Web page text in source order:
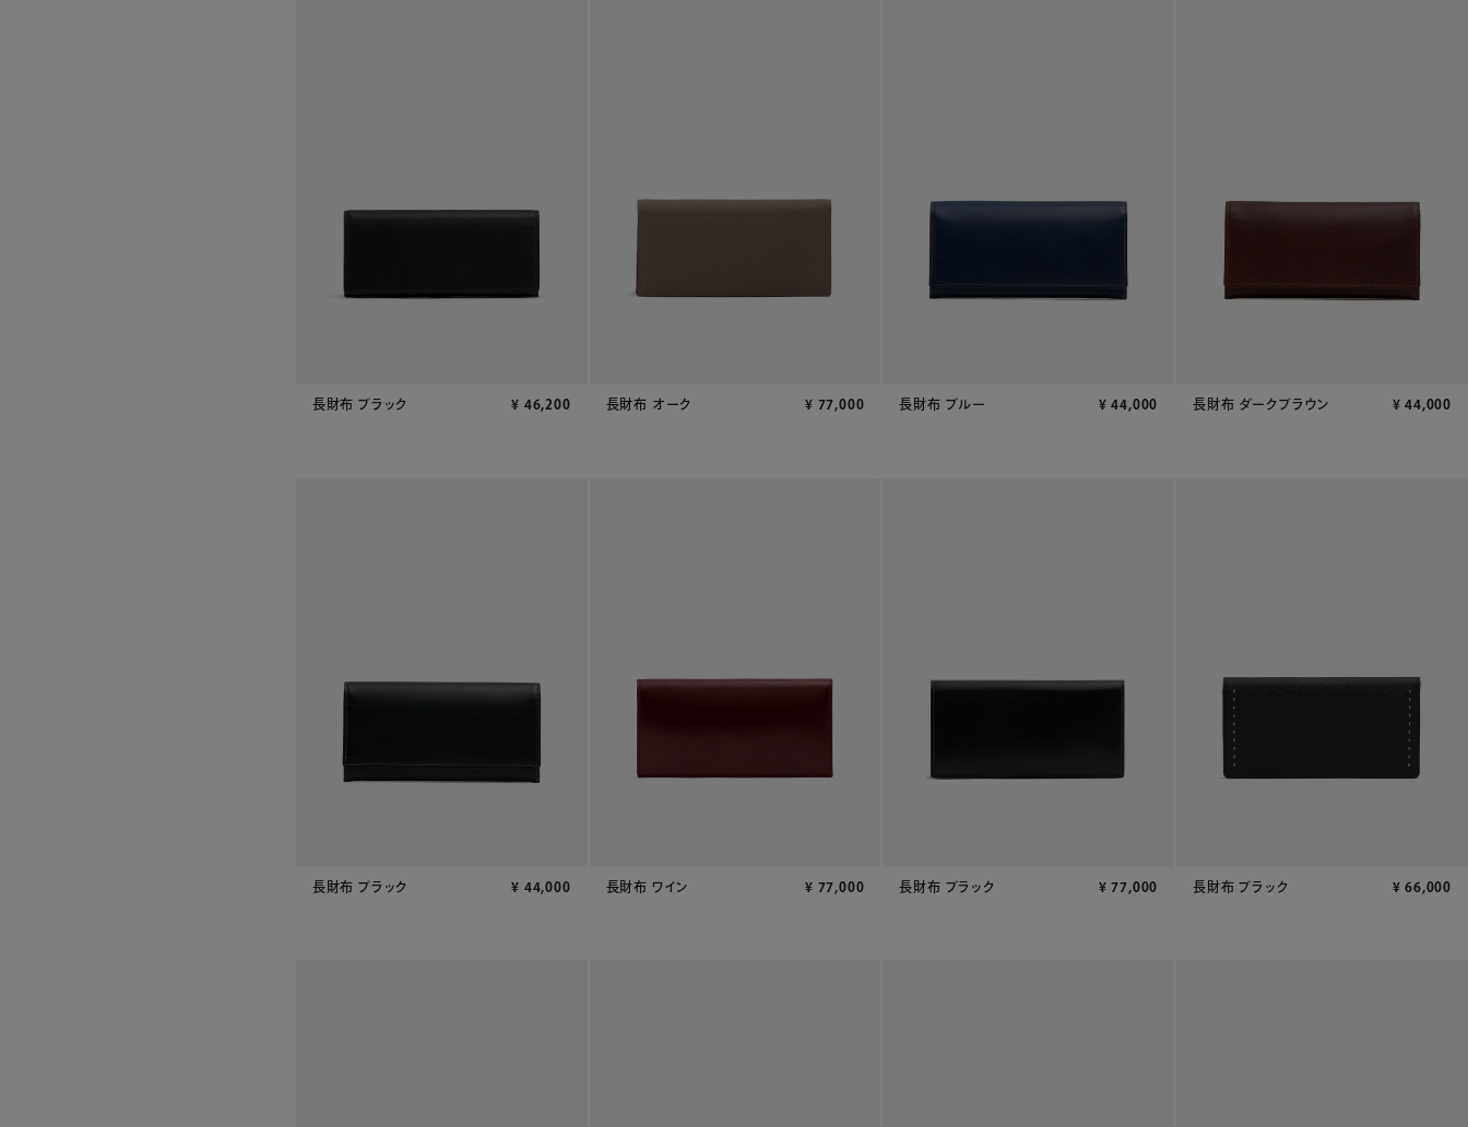
長財布 ブラック ¥ 46,200 長財布 オーク ¥ 77,000 長財布 ブルー ¥ 44,000 長財布 ダークブラウン ¥ 44,000
長財布 ブラック ¥ 44,000 長財布 ワイン ¥ 77,000 長財布 ブラック ¥ 77,000 長財布 ブラック ¥ 66,000